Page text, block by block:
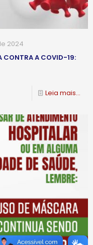
2024
A COVID-19:
Leia mais...